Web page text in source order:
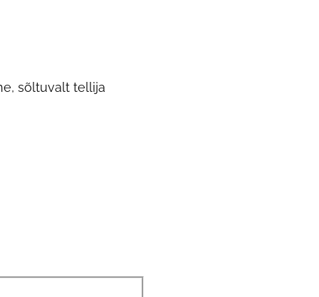
sõltuvalt tellija